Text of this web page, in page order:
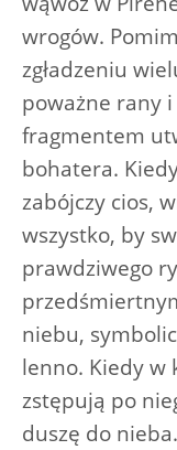
wrogów.
zgładzeniu
poważne rany i
fragmentem
bohatera.
zabójczy cios,
wszystko, by
prawdziwego
niebu,
lenno. Kiedy w
zstępują po
duszę do